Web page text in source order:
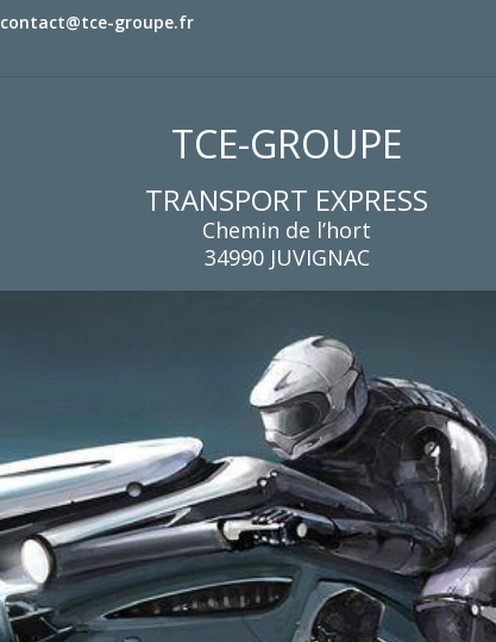
contact@tce-groupe.fr
TCE-GROUPE
TRANSPORT EXPRESS
Chemin de l’hort
34990 JUVIGNAC